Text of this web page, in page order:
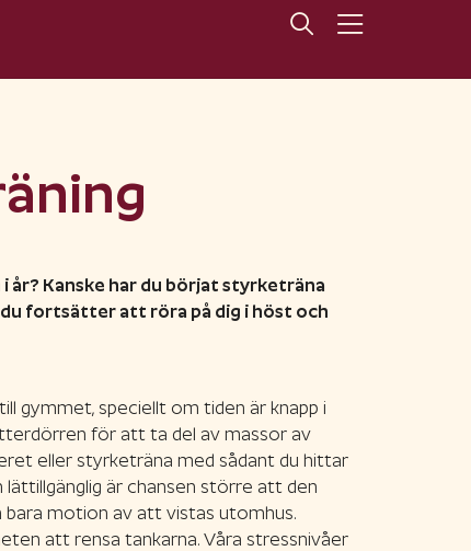
år? Kanske har du börjat styrketräna
fortsätter att röra på dig i höst och
gymmet, speciellt om tiden är knapp i
för att ta del av massor av
eller styrketräna med sådant du hittar
lättillgänglig är chansen större att den
motion av att vistas utomhus.
att rensa tankarna. Våra stressnivåer